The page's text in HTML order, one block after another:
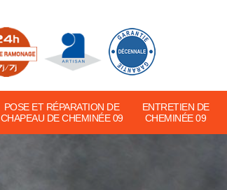
POSE ET RÉPARATION DE
CHAPEAU DE CHEMINÉE 09
ENTRETIEN DE
CHEMINÉE 09